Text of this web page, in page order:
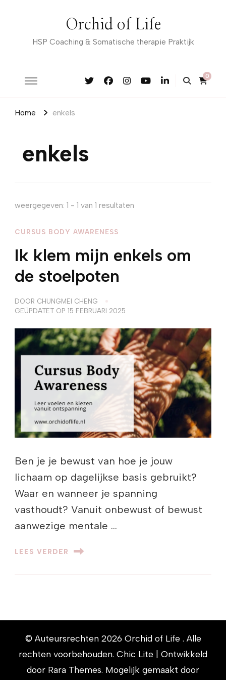
Orchid of Life
HSP Coaching & Somatische therapie Praktijk
0
Home enkels
enkels
weergegeven: 1 - 1 van 1 resultaten
CURSUS BODY AWARENESS
Ik klem mijn enkels om
de stoelpoten
DOOR CHUNGMEI CHENG
GEÜPDATET OP 15 FEBRUARI 2025
Ben je je bewust van hoe je jouw
lichaam op dagelijkse basis gebruikt?
Waar en wanneer je spanning
vasthoudt? Vanuit onbewust of bewust
aanwezige mentale …
LEES VERDER
© Auteursrechten 2026 Orchid of Life . Alle
rechten voorbehouden. Chic Lite | Ontwikkeld
door Rara Themes. Mogelijk gemaakt door